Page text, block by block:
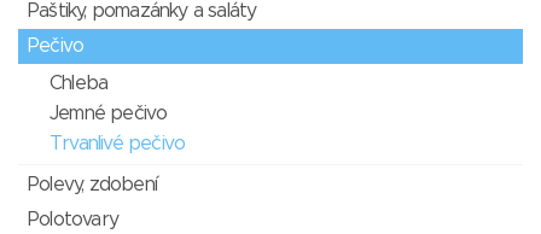
Paštiky, pomazánky a saláty
Pečivo
Chleba
Jemné pečivo
Trvanlivé pečivo
Polevy, zdobení
Polotovary